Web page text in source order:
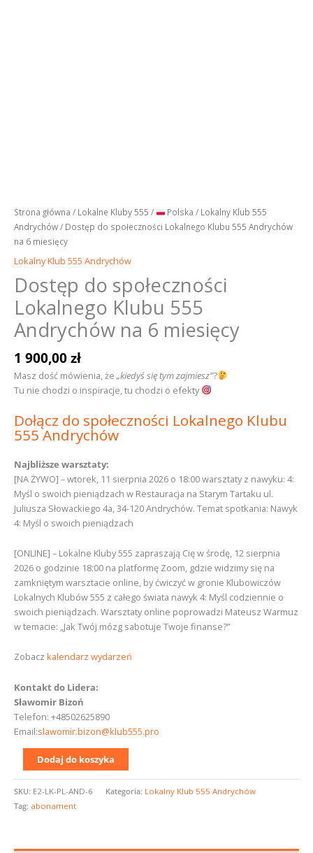
Strona główna / Lokalne Kluby 555 / Polska / Lokalny Klub 555
Andrychów/ Dostęp do społeczności Lokalnego Klubu 555 Andrychów
na 6 miesięcy
Lokalny Klub 555 Andrychów
Dostęp do społeczności
Lokalnego Klubu 555
Andrychów na 6 miesięcy
1 900,00zł
Masz dość mówienia, że „kiedyś się tym zajmiesz”?
Tu nie chodzi o inspiracje, tu chodzi o efekty
Dołącz do społeczności Lokalnego Klubu
555 Andrychów
Najbliższe warsztaty:
[NA ŻYWO] – wtorek, 11 sierpnia 2026 o 18:00 warsztaty z nawyku: 4:
Myśl o swoich pieniądzach w Restauracja na Starym Tartaku ul.
Juliusza Słowackiego 4a, 34-120 Andrychów. Temat spotkania: Nawyk
4: Myśl o swoich pieniądzach
[ONLINE] – Lokalne Kluby 555 zapraszają Cię w środę, 12 sierpnia
2026 o godzinie 18:00 na platformę Zoom, gdzie widzimy się na
zamkniętym warsztacie online, by ćwiczyć w gronie Klubowiczów
Lokalnych Klubów 555 z całego świata nawyk 4: Myśl codziennie o
swoich pieniądzach. Warsztaty online poprowadzi Mateusz Warmuz
w temacie: „Jak Twój mózg sabotuje Twoje finanse?”
Zobacz kalendarz wydarzeń
Kontakt do Lidera:
Sławomir Bizoń
Telefon: +48502625890
Email:slawomir.bizon@klub555.pro
Dodaj do koszyka
SKU: E2-LK-PL-AND-6 Kategoria: Lokalny Klub 555 Andrychów
Tag: abonament